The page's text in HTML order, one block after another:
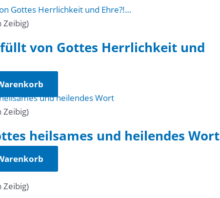
Zeibig)
von Gottes Herrlichkeit und
Zeibig)
heilsames und heilendes Wort
Zeibig)